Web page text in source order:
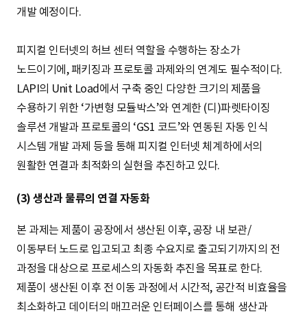
개발 예정이다.
피지컬 인터넷의 허브 센터 역할을 수행하는 장소가
노드이기에, 패키징과 프로토콜 과제와의 연계도 필수적이다.
LAPI의 Unit Load에서 구축 중인 다양한 크기의 제품을
수용하기 위한 ‘가변형 모듈박스’와 연계한 (디)파렛타이징
솔루션 개발과 프로토콜의 ‘GS1 코드’와 연동된 자동 인식
시스템 개발 과제 등을 통해 피지컬 인터넷 체계하에서의
원활한 연결과 최적화의 실현을 추진하고 있다.
(3) 생산과 물류의 연결 자동화
본 과제는 제품이 공장에서 생산된 이후, 공장 내 보관/
이동부터 노드로 입고되고 최종 수요지로 출고되기까지의 전
과정을 대상으로 프로세스의 자동화 추진을 목표로 한다.
제품이 생산된 이후 전 이동 과정에서 시간적, 공간적 비효율을
최소화하고 데이터의 매끄러운 인터페이스를 통해 생산과